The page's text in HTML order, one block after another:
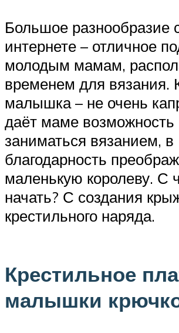
Большое разнообразие
интернете – отличное
молодым мамам,
временем для вязания.
малышка – не очень
даёт маме возможность
заниматься вязанием, в
благодарность
маленькую королеву. С
начать? С создания
крестильного наряда.
Крестильное
малышки